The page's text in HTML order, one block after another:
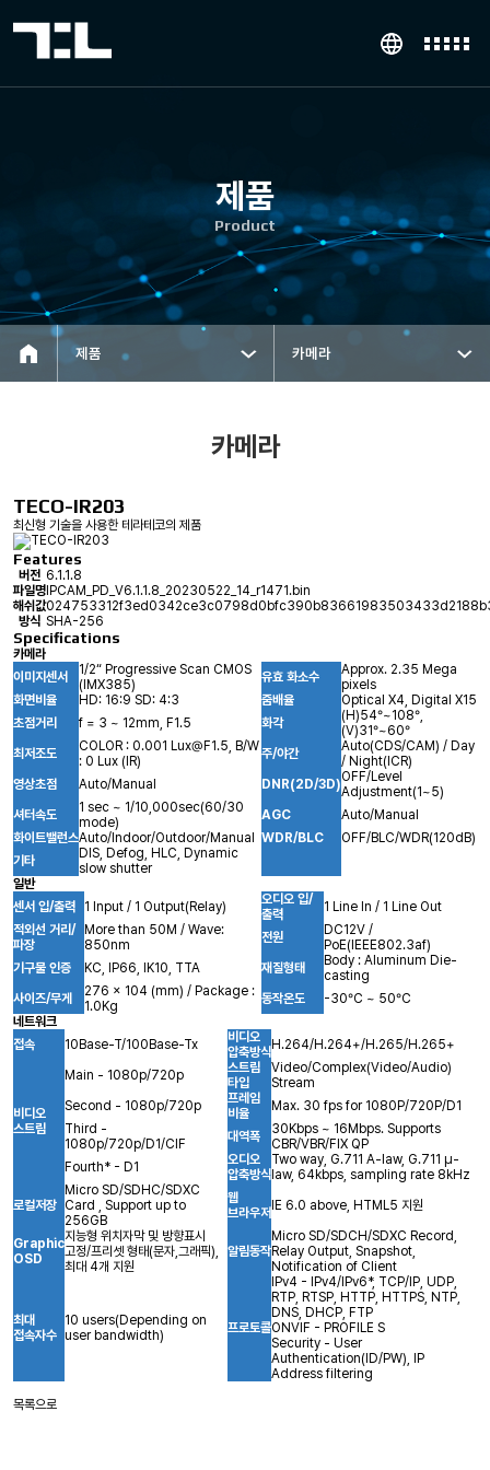
제품
Product
제품 카메라
카메라
TECO-IR203
최신형 기술을 사용한 테라테코의 제품
Features
버전 6.1.1.8
파일명 IPCAM_PD_V6.1.1.8_20230522_14_r1471.bin
해쉬값
방식 SHA-256
Specifications
카메라
이미지센서
1/2“ Progressive Scan CMOS
(IMX385)
유효 화소수
Approx. 2.35 Mega
pixels
화면비율
HD: 16:9 SD: 4:3 줌배율
Optical X4, Digital X15
초점거리
f = 3 ~ 12mm, F1.5 화각
(H)54°~108°,
(V)31°~60°
최저조도
COLOR : 0.001 Lux@F1.5, B/W
: 0 Lux (IR)
주/야간
Auto(CDS/CAM) / Day
/ Night(ICR)
영상초점
Auto/Manual DNR(2D/3D)OFF/Level
Adjustment(1~5)
셔터속도
1 sec ~ 1/10,000sec(60/30
mode)
AGC
Auto/Manual
화이트밸런스Auto/Indoor/Outdoor/Manual WDR/BLC
OFF/BLC/WDR(120dB)
기타
DIS, Defog, HLC, Dynamic
slow shutter
일반
센서 입/출력
1 Input / 1 Output(Relay)
오디오 입/
출력
1 Line In / 1 Line Out
적외선 거리/
파장
More than 50M / Wave:
850nm
전원
DC12V /
PoE(IEEE802.3af)
기구물 인증
KC, IP66, IK10, TTA 재질형태
Body : Aluminum Die-
casting
사이즈/무게
276 x 104 (mm) / Package :
1.0Kg
동작온도
-30°C ~ 50°C
네트워크
접속
10Base-T/100Base-Tx
비디오
압축방식H.264/H.264+/H.265/H.265+
비디오
스트림
Main - 1080p/720p
스트림
타입
Video/Complex(Video/Audio)
Stream
Second - 1080p/720p
프레임
비율
Max. 30 fps for 1080P/720P/D1
Third -
1080p/720p/D1/CIF
대역폭
30Kbps ~ 16Mbps. Supports
CBR/VBR/FIX QP
Fourth* - D1
오디오
압축방식
Two way, G.711 A-law, G.711 μ-
law, 64kbps, sampling rate 8kHz
로컬저장
Micro SD/SDHC/SDXC
Card , Support up to
256GB
웹
브라우저 IE 6.0 above, HTML5 지원
Graphic
OSD
지능형 위치자막 및 방향표시
고정/프리셋 형태(문자,그래픽),
최대 4개 지원
알림동작
Micro SD/SDCH/SDXC Record,
Relay Output, Snapshot,
Notification of Client
최대
접속자수
10 users(Depending on
user bandwidth)
프로토콜
IPv4 - IPv4/IPv6*, TCP/IP, UDP,
RTP, RTSP, HTTP, HTTPS, NTP,
DNS, DHCP, FTP
ONVIF - PROFILE S
Security - User
Authentication(ID/PW), IP
Address filtering
목록으로